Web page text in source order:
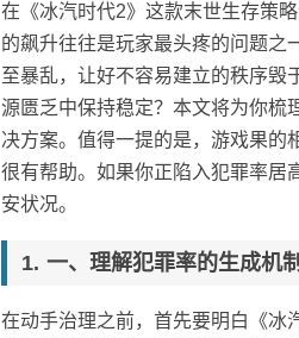
在《冰汽时代2》这款末世生存策
的飙升往往是玩家最头疼的问题之
至暴乱，让好不容易建立的秩序毁
源匮乏中保持稳定？本文将为你梳
决方案。值得一提的是，游戏果的
很有帮助。如果你正陷入犯罪率居
安状况。
一、理解犯罪率的生成机
在动手治理之前，首先要明白《冰